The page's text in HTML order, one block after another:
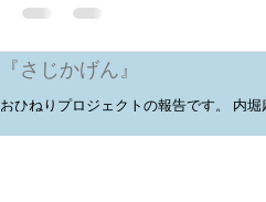
おひねりプロジェクト報告
『さじかげん』
おひねりプロジェクトの報告です。 内堀麻美展『さじか